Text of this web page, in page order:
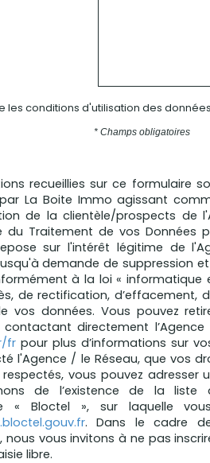
les conditions d'utilisation des
* Champs obligatoires
recueillies sur ce formulaire
La Boite Immo agissant
de la clientèle/prospects de
du Traitement de vos Données
sur l'intérêt légitime de
demande de suppression
à la loi « informatique
de rectification, d’effacement,
vos données. Vous pouvez
directement l’Agence
fr pour plus d’informations sur
l'Agence / le Réseau, que vos
vous pouvez adresser
de l’existence de la liste
« Bloctel », sur laquelle
. Dans le cadre
nous vous invitons à ne pas
libre.